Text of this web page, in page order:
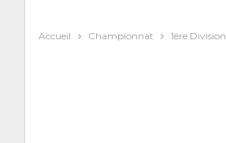
Accueil Championnat 1ère Division